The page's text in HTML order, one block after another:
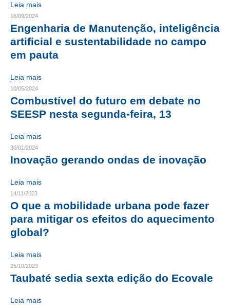
ORGANOGRAMA
CRESCE BRASIL
CONSELHO TECNOLÓGICO
HISTÓRICO E ATUAÇÃO
COMPOSIÇÃO
PERSONALIDADES DA TECNOLOGIA
NÚCLEO DA MULHER ENGENHEIRA
TRANSPARÊNCIA
JURÍDICO
CONSULTORIA
CONTRIBUIÇÕES
Leia mais
16/09/2024
Engenharia de Manutenção, inteligência
artificial e sustentabilidade no campo
em pauta
Leia mais
10/05/2024
Combustível do futuro em debate no
SEESP nesta segunda-feira, 13
Leia mais
30/01/2024
Inovação gerando ondas de inovação
Leia mais
14/11/2023
O que a mobilidade urbana pode fazer
para mitigar os efeitos do aquecimento
global?
Leia mais
25/10/2023
Taubaté sedia sexta edição do Ecovale
Leia mais